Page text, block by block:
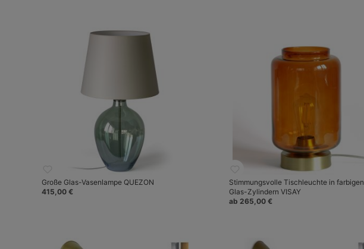
Große Glas-Vasenlampe QUEZON
415,00 €
Stimmungsvolle Tischleuchte in farbigen
Glas-Zylindern VISAY
ab 265,00 €